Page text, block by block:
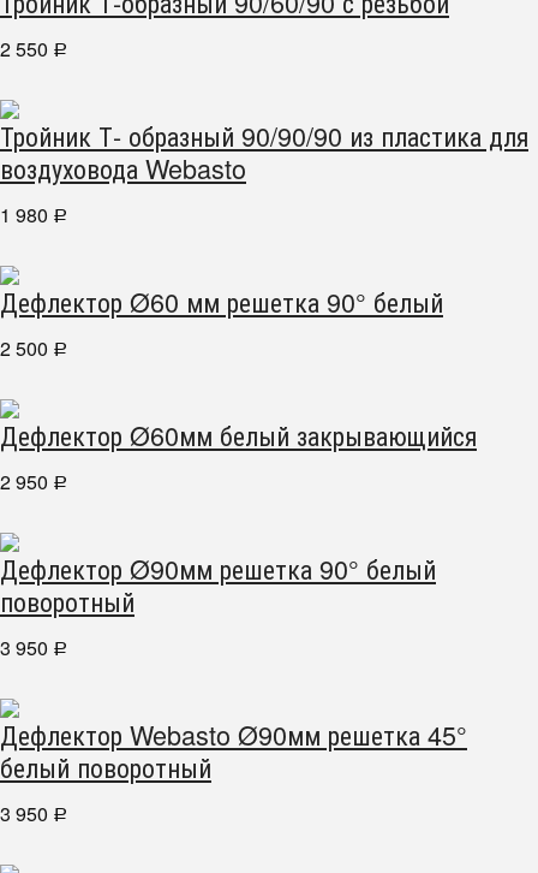
2 550 Р
Тройник Т- образный 90/90/90 из пластика для
воздуховода Webasto
1 980 Р
Дефлектор Ø60 мм решетка 90° белый
2 500 Р
Дефлектор Ø60мм белый закрывающийся
2 950 Р
Дефлектор Ø90мм решетка 90° белый
поворотный
3 950 Р
Дефлектор Webasto Ø90мм решетка 45°
белый поворотный
3 950 Р